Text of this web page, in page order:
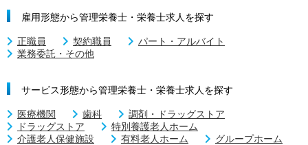
雇用形態から管理栄養士・栄養士求人を探す
正職員 契約職員
パート・アルバイト
業務委託・その他
サービス形態から管理栄養士・栄養士求人を探す
医療機関 歯科
調剤・ドラッグストア
ドラッグストア
特別養護老人ホーム
介護老人保健施設
有料老人ホーム
グループホーム